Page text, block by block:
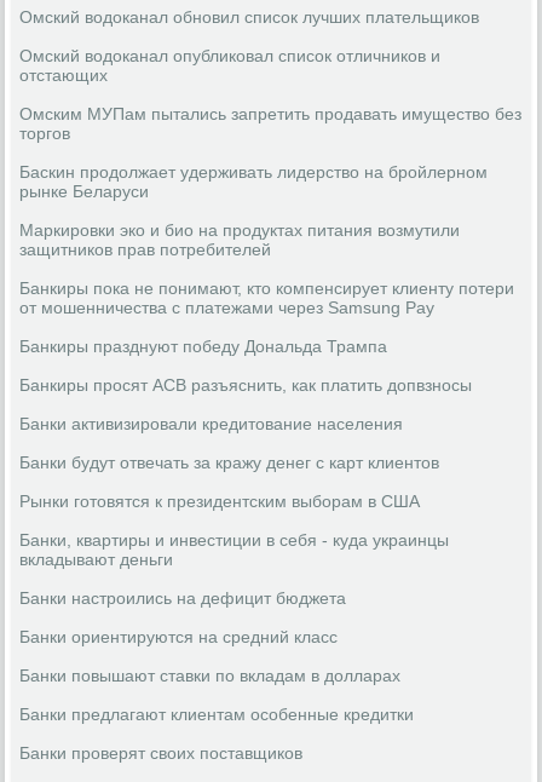
Омский водоканал обновил список лучших плательщиков
Омский водоканал опубликовал список отличников и
отстающих
Омским МУПам пытались запретить продавать имущество без
торгов
Баскин продолжает удерживать лидерство на бройлерном
рынке Беларуси
Маркировки эко и био на продуктах питания возмутили
защитников прав потребителей
Банкиры пока не понимают, кто компенсирует клиенту потери
от мошенничества с платежами через Samsung Pay
Банкиры празднуют победу Дональда Трампа
Банкиры просят АСВ разъяснить, как платить допвзносы
Банки активизировали кредитование населения
Банки будут отвечать за кражу денег с карт клиентов
Рынки готовятся к президентским выборам в США
Банки, квартиры и инвестиции в себя - куда украинцы
вкладывают деньги
Банки настроились на дефицит бюджета
Банки ориентируются на средний класс
Банки повышают ставки по вкладам в долларах
Банки предлагают клиентам особенные кредитки
Банки проверят своих поставщиков